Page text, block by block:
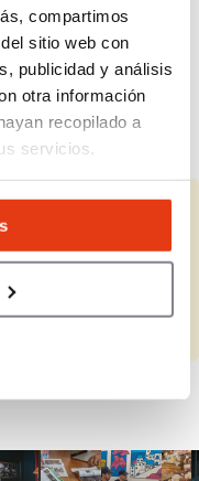
compartimos
sitio web con
publicidad y análisis
otra información
recopilado a
servicios.
de